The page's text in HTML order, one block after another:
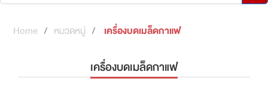
Home หมวดหมู่ เครื่องบดเมล็ดกาแฟ
เครื่องบดเมล็ดกาแฟ